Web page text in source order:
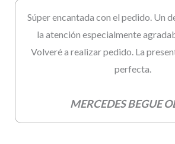
Súper encantada con el pedido. Un
la atención especialmente
Volveré a realizar pedido. La
perfecta.
MERCEDES BEGUE